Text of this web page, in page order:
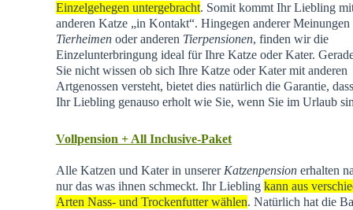
Einzelgehegen untergebracht. Somit kommt Ihr Liebling
anderen Katze „in Kontakt“. Hingegen anderer Meinungen
Tierheimenoder anderen Tierpensionen, finden wir die
Einzelunterbringung ideal für Ihre Katze oder Kater.
Sie nicht wissen ob sich Ihre Katze oder Kater mit anderen
Artgenossen versteht, bietet dies natürlich die Garantie,
Ihr Liebling genauso erholt wie Sie, wenn Sie im Urlaub
Vollpension + All Inclusive-Paket
Alle Katzen und Kater in unserer Katzenpensionerhalten
nur das was ihnen schmeckt. Ihr Liebling kann aus
Arten Nass- und Trockenfutter wählen. Natürlich hat die